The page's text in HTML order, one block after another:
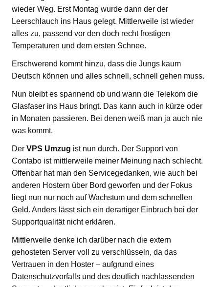
wieder Weg. Erst Montag wurde dann der der
Leerschlauch ins Haus gelegt. Mittlerweile ist wieder
alles zu, passend vor den doch recht frostigen
Temperaturen und dem ersten Schnee.
Erschwerend kommt hinzu, dass die Jungs kaum
Deutsch können und alles schnell, schnell gehen muss.
Nun bleibt es spannend ob und wann die Telekom die
Glasfaser ins Haus bringt. Das kann auch in kürze oder
in Monaten passieren. Bei denen weiß man ja auch nie
was kommt.
Der VPS Umzug ist nun durch. Der Support von
Contabo ist mittlerweile meiner Meinung nach schlecht.
Offenbar hat man den Servicegedanken, wie auch bei
anderen Hostern über Bord geworfen und der Fokus
liegt nun nur noch auf Wachstum und dem schnellen
Geld. Anders lässt sich ein derartiger Einbruch bei der
Supportqualität nicht erklären.
Mittlerweile denke ich darüber nach die extern
gehosteten Server voll zu verschlüsseln, da das
Vertrauen in den Hoster – aufgrund eines
Datenschutzvorfalls und des deutlich nachlassenden